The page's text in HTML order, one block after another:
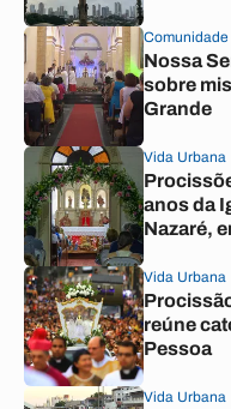
Comunidade
Nossa
sobre
Grande
Vida Urbana
anos da
Nazaré,
Vida Urbana
reúne
Pessoa
Vida Urbana